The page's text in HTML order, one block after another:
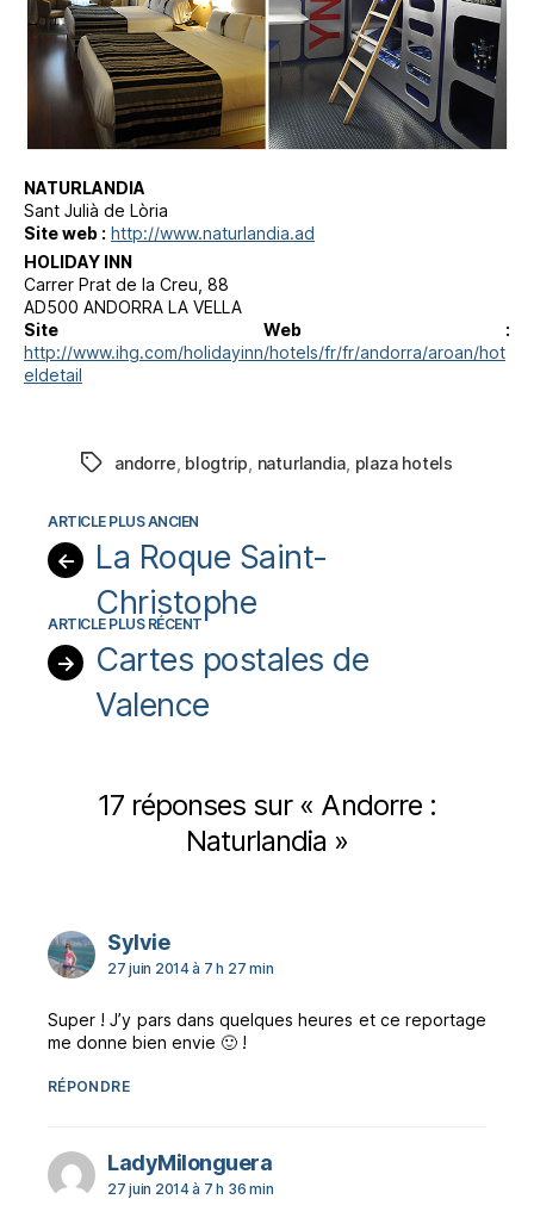
NATURLANDIA
Sant Julià de Lòria
Site web : http://www.naturlandia.ad
HOLIDAY INN
Carrer Prat de la Creu, 88
AD500 ANDORRA LA VELLA
Site Web :
http://www.ihg.com/holidayinn/hotels/fr/fr/andorra/aroan/hot
eldetail
Étiquettes
andorre blogtrip naturlandia plaza hotels
←
La Roque Saint-
Christophe
→
Cartes postales de
Valence
17 réponses sur « Andorre :
Naturlandia »
Sylviedit :
27 juin 2014 à 7 h 27 min
Super ! J’y pars dans quelques heures et ce reportage
me donne bien envie 🙂 !
RÉPONDRE
LadyMilongueradit :
27 juin 2014 à 7 h 36 min